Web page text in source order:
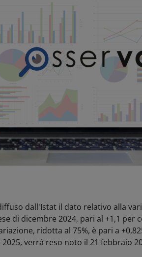
dall'Istat il dato relativo alla
di dicembre 2024, pari al +1,1
ridotta al 75%, è pari a
verrà reso noto il 21 febbraio